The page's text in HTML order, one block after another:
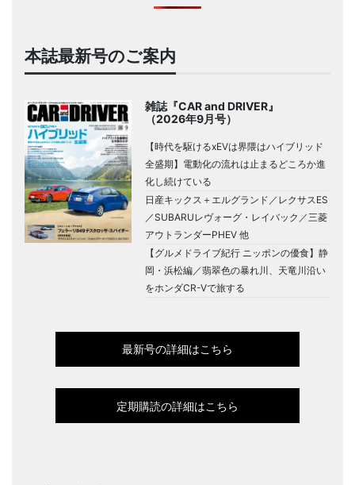
本誌最新号のご案内
雑誌『CAR and DRIVER』
（2026年9月号）
【時代を駆けるxEVは界隈はハイブリッド
全盛期】電動化の流れは止まるどころか進
化し続けている
日産キックス＋エルグランド／レクサスES
／SUBARUレヴォーグ・レイバック／三菱
アウトランダーPHEV 他
【グルメドライブ紀行 ニッポンの優食】静
岡・浜松編／翡翠色の暴れ川、天竜川沿い
をホンダCR-Vで旅する
最新号の詳細はこちら
定期購読の詳細はこちら